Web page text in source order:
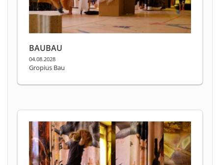
BAUBAU
04.08.2028
Gropius Bau